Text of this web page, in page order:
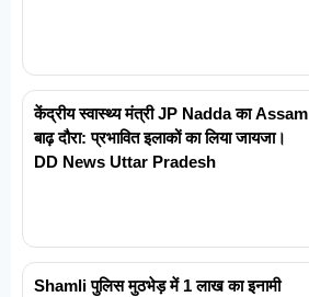
केंद्रीय स्वास्थ्य मंत्री JP Nadda का Assam
बाढ़ दौरा: प्रभावित इलाकों का लिया जायजा।
DD News Uttar Pradesh
Shamli पुलिस मुठभेड़ में 1 लाख का इनामी